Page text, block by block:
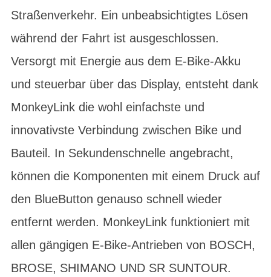
Straßenverkehr. Ein unbeabsichtigtes Lösen
während der Fahrt ist ausgeschlossen.
Versorgt mit Energie aus dem E-Bike-Akku
und steuerbar über das Display, entsteht dank
MonkeyLink die wohl einfachste und
innovativste Verbindung zwischen Bike und
Bauteil. In Sekundenschnelle angebracht,
können die Komponenten mit einem Druck auf
den BlueButton genauso schnell wieder
entfernt werden. MonkeyLink funktioniert mit
allen gängigen E-Bike-Antrieben von BOSCH,
BROSE, SHIMANO UND SR SUNTOUR.